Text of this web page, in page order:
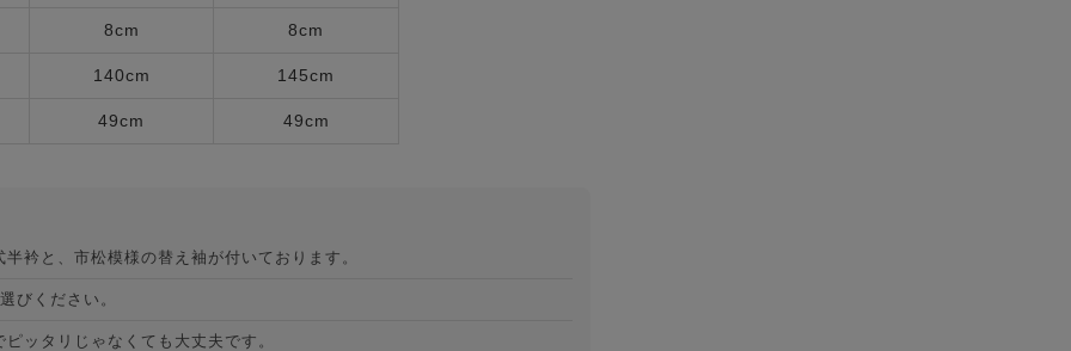
8cm 8cm
140cm 145cm
49cm 49cm
衿と、市松模様の替え袖が付いております。
びください。
ッタリじゃなくても大丈夫です。